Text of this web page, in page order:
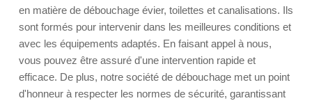
en matière de débouchage évier, toilettes et canalisations. Ils
sont formés pour intervenir dans les meilleures conditions et
avec les équipements adaptés. En faisant appel à nous,
vous pouvez être assuré d'une intervention rapide et
efficace. De plus, notre société de débouchage met un point
d'honneur à respecter les normes de sécurité, garantissant